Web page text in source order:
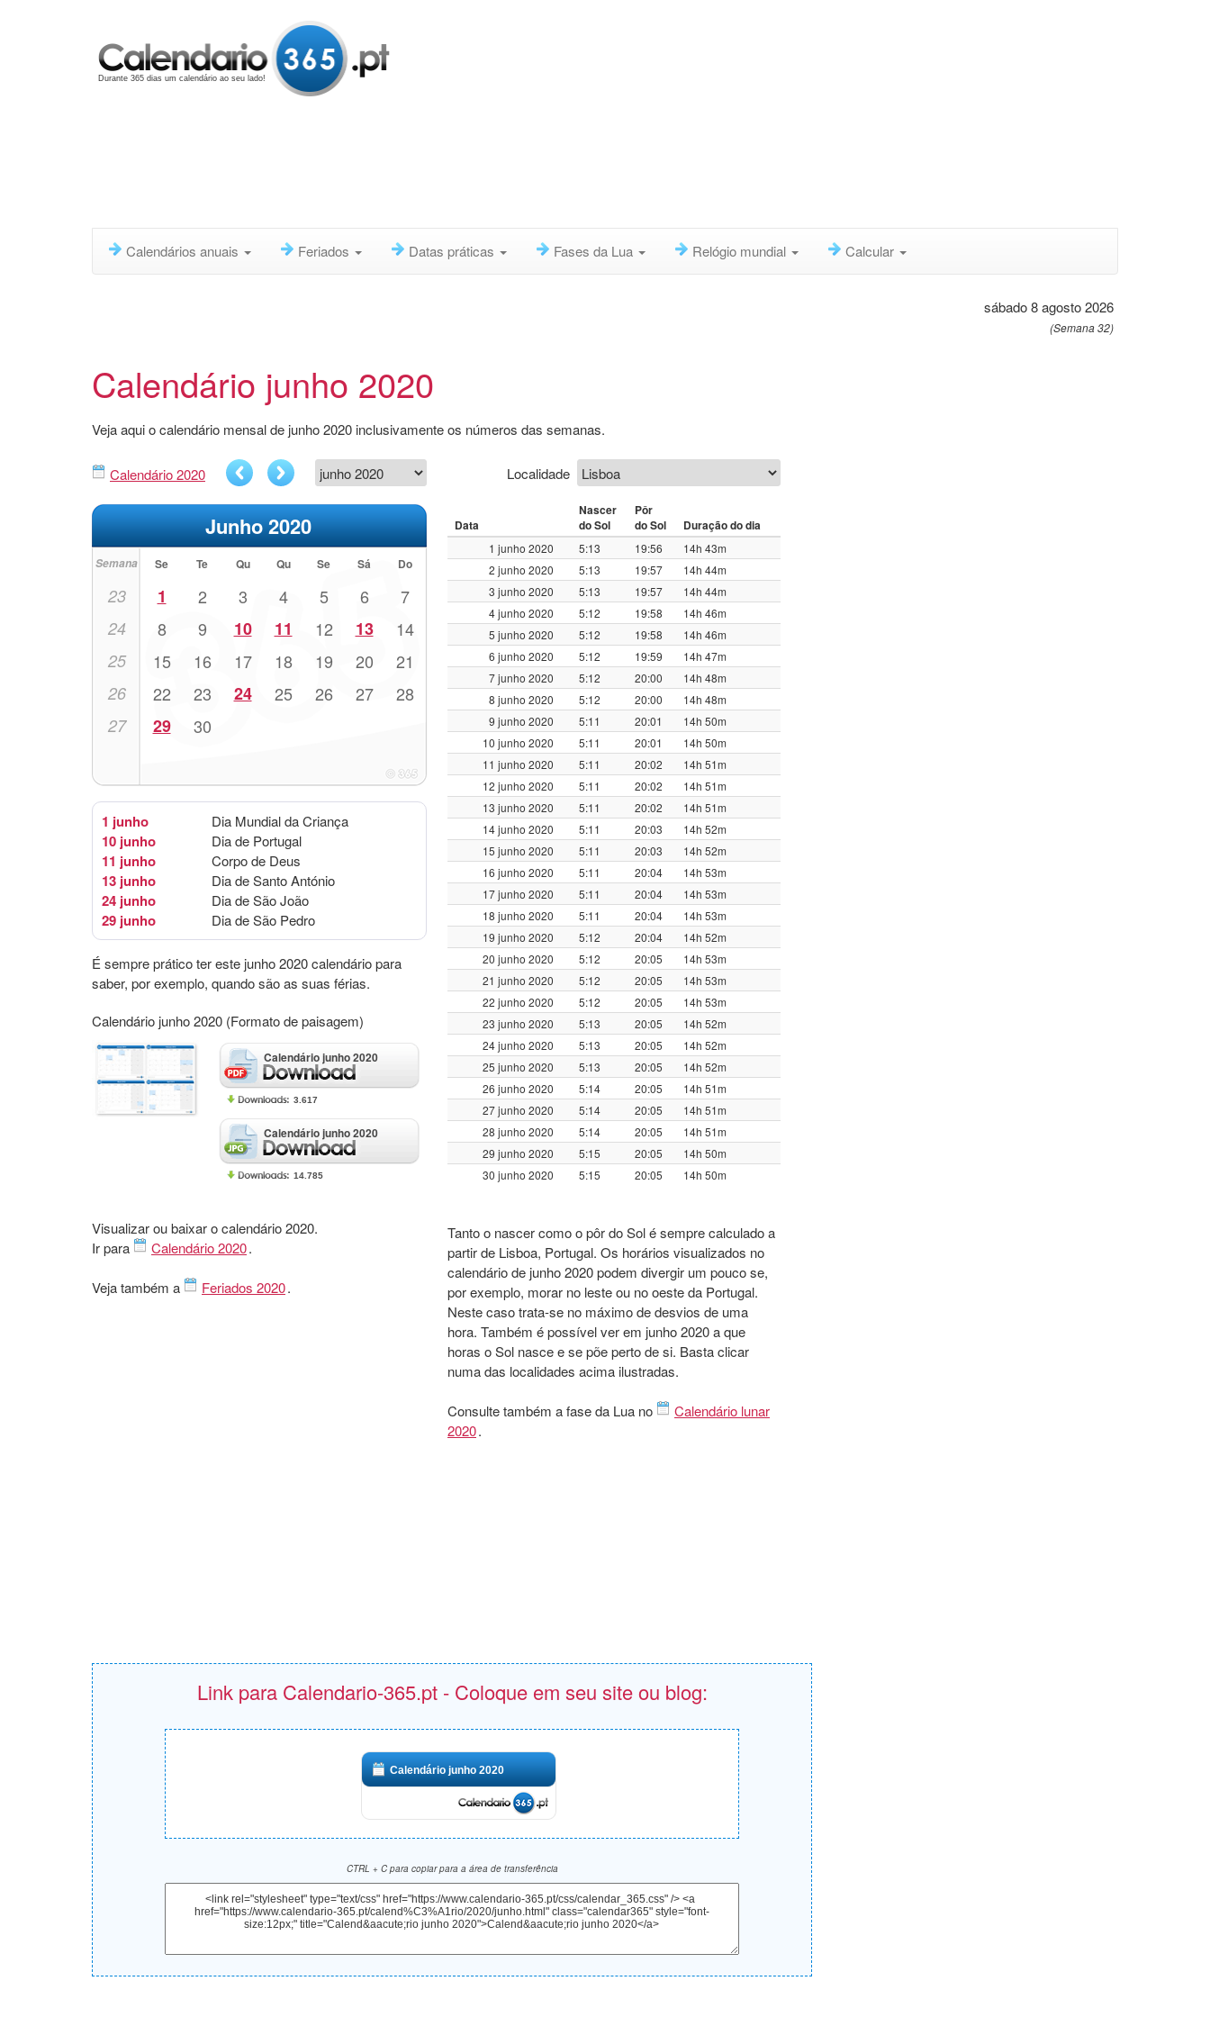
Durante 365 dias um calendário ao seu lado!
Calendários anuais Feriados Datas práticas Fases da Lua Relógio mundial Calcular
sábado 8 agosto 2026
(Semana 32)
Calendário junho 2020
Veja aqui o calendário mensal de junho 2020 inclusivamente os números das semanas.
Calendário 2020
Junho 2020
Semana Se Te Qu Qu Se Sá Do
23 1 2 3 4 5 6 7
24 8 9 10 11 12 13 14
25 15 16 17 18 19 20 21
26 22 23 24 25 26 27 28
27 29 30
1 junho Dia Mundial da Criança
10 junho Dia de Portugal
11 junho Corpo de Deus
13 junho Dia de Santo António
24 junho Dia de São João
29 junho Dia de São Pedro
É sempre prático ter este junho 2020 calendário para
saber, por exemplo, quando são as suas férias.
Calendário junho 2020 (Formato de paisagem)
Calendário junho 2020
3.617
Calendário junho 2020
14.785
Visualizar ou baixar o calendário 2020.
Ir para
Calendário 2020.
Veja também a Feriados 2020.
Localidade
Data
Nascer
do Sol
Pôr
do Sol
Duração do dia
1 junho 2020 5:13 19:56
14h 43m
2 junho 2020
5:13 19:57
14h 44m
3 junho 2020
5:13 19:57
14h 44m
4 junho 2020
5:12 19:58
14h 46m
5 junho 2020
5:12 19:58
14h 46m
6 junho 2020
5:12 19:59
14h 47m
7 junho 2020
5:12 20:00
14h 48m
8 junho 2020
5:12 20:00
14h 48m
9 junho 2020
5:11 20:01
14h 50m
10 junho 2020
5:11 20:01
14h 50m
11 junho 2020
5:11 20:02
14h 51m
12 junho 2020
5:11 20:02
14h 51m
13 junho 2020
5:11 20:02
14h 51m
14 junho 2020
5:11 20:03
14h 52m
15 junho 2020
5:11 20:03
14h 52m
16 junho 2020
5:11 20:04
14h 53m
17 junho 2020
5:11 20:04
14h 53m
18 junho 2020
5:11 20:04
14h 53m
19 junho 2020
5:12 20:04
14h 52m
20 junho 2020
5:12 20:05
14h 53m
21 junho 2020
5:12 20:05
14h 53m
22 junho 2020
5:12 20:05
14h 53m
23 junho 2020
5:13 20:05
14h 52m
24 junho 2020
5:13 20:05
14h 52m
25 junho 2020
5:13 20:05
14h 52m
26 junho 2020
5:14 20:05
14h 51m
27 junho 2020
5:14 20:05
14h 51m
28 junho 2020
5:14 20:05
14h 51m
29 junho 2020
5:15 20:05
14h 50m
30 junho 2020
5:15 20:05 14h 50m
Tanto o nascer como o pôr do Sol é sempre calculado a
partir de Lisboa, Portugal. Os horários visualizados no
calendário de junho 2020 podem divergir um pouco se,
por exemplo, morar no leste ou no oeste da Portugal.
Neste caso trata-se no máximo de desvios de uma
hora. Também é possível ver em junho 2020 a que
horas o Sol nasce e se põe perto de si. Basta clicar
numa das localidades acima ilustradas.
Consulte também a fase da Lua no
Calendário lunar
2020.
Link para Calendario-365.pt - Coloque em seu site ou blog:
Calendário junho 2020
CTRL + C para copiar para a área de transferência